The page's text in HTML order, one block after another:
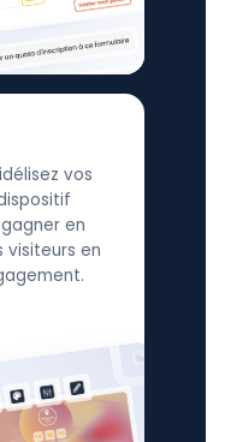
vos
en
visiteurs en